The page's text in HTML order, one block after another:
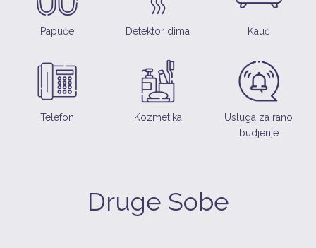
Papuče Detektor dima Kauč
Telefon Kozmetika
Usluga za rano
budjenje
Druge Sobe